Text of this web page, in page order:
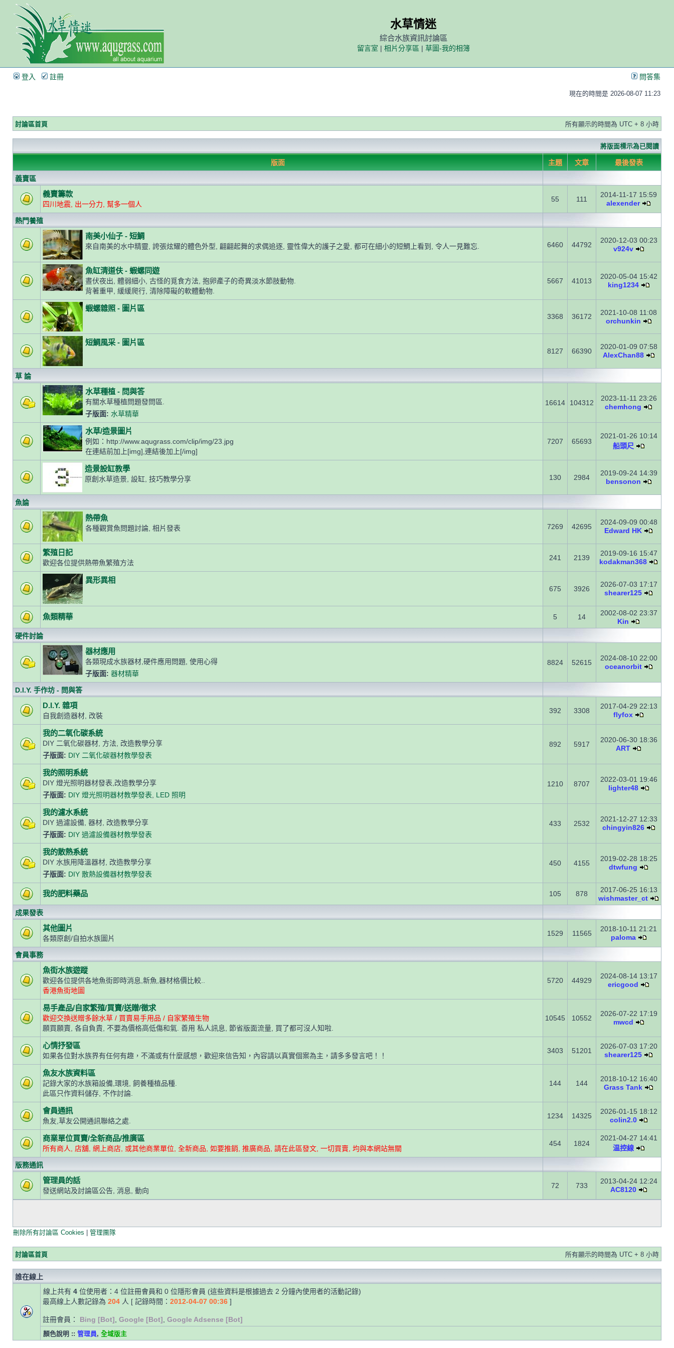
水草情迷
綜合水族資訊討論區
留言室 | 相片分享區 | 草圖-我的相簿
登入 註冊 問答集
現在的時間是 2026-08-07 11:23
討論區首頁 所有顯示的時間為 UTC + 8 小時
將版面標示為已閱讀
版面 主題 文章
最後發表
義賣區
義賣籌款
四川地震, 出一分力, 幫多一個人
55 111
2014-11-17 15:59
alexender
熱門養殖
南美小仙子 - 短鯛
來自南美的水中精靈, 誇張炫耀的體色外型, 翩翩起舞的求偶追逐, 靈性偉大的護子之愛, 都可在細小的短鯛上看到, 令人一見難忘. 6460 44792
2020-12-03 00:23
v924v
魚缸清道伕 - 蝦螺同遊
晝伏夜出, 體弱細小, 古怪的覓食方法, 抱卵產子的奇異淡水節肢動物.
背著重甲, 緩緩爬行, 清除障礙的軟體動物.
5667 41013
2020-05-04 15:42
king1234
蝦螺雜照 - 圖片區
3368 36172
2021-10-08 11:08
orchunkin
短鯛風采 - 圖片區
8127 66390
2020-01-09 07:58
AlexChan88
草 論
水草種植 - 問與答
有關水草種植問題發問區.
子版面: 水草精華
16614 104312
2023-11-11 23:26
chemhong
水草/造景圖片
例如：http://www.aqugrass.com/clip/img/23.jpg
在連結前加上[img],連結後加上[/img]
7207 65693
2021-01-26 10:14
船頭尺
造景設缸教學
原創水草造景, 設缸, 技巧教學分享 130 2984
2019-09-24 14:39
bensonon
魚論
熱帶魚
各種觀賞魚問題討論, 相片發表 7269 42695
2024-09-09 00:48
Edward HK
繁殖日記
歡迎各位提供熱帶魚繁殖方法
241 2139
2019-09-16 15:47
kodakman368
異形異相
675 3926
2026-07-03 17:17
shearer125
魚類精華 5 14
2002-08-02 23:37
Kin
硬件討論
器材應用
各類現成水族器材,硬件應用問題, 使用心得
子版面: 器材精華
8824 52615
2024-08-10 22:00
oceanorbit
D.I.Y. 手作坊 - 問與答
D.I.Y. 雜項
自我創造器材, 改裝
392 3308
2017-04-29 22:13
flyfox
我的二氧化碳系統
DIY 二氧化碳器材, 方法, 改造教學分享
子版面: DIY 二氧化碳器材教學發表
892 5917
2020-06-30 18:36
ART
我的照明系統
DIY 燈光照明器材發表,改造教學分享
子版面: DIY 燈光照明器材教學發表 LED 照明
1210 8707
2022-03-01 19:46
lighter48
我的濾水系統
DIY 過濾設備, 器材, 改造教學分享
子版面: DIY 過濾設備器材教學發表
433 2532
2021-12-27 12:33
chingyin826
我的散熱系統
DIY 水族用降溫器材, 改造教學分享
子版面: DIY 散熱設備器材教學發表
450 4155
2019-02-28 18:25
dtwfung
我的肥料藥品 105 878
2017-06-25 16:13
wishmaster_ct
成果發表
其他圖片
各類原創/自拍水族圖片
1529 11565
2018-10-11 21:21
paloma
會員事務
魚街水族遊蹤
歡迎各位提供各地魚街即時消息,新魚,器材格價比較..
香港魚街地圖
5720 44929
2024-08-14 13:17
ericgood
易手產品/自家繁殖/買賣/送贈/徵求
歡迎交換送贈多餘水草 / 買賣易手用品 / 自家繁殖生物
願買願賣, 各自負責, 不要為價格高低傷和氣. 善用 私人訊息, 節省版面流量, 買了都可沒人知啦.
10545 10552
2026-07-22 17:19
mwcd
心情抒發區
如果各位對水族界有任何有趣，不滿或有什麼感想，歡迎來信告知，內容請以真實個案為主，請多多發言吧！！
3403 51201
2026-07-03 17:20
shearer125
魚友水族資料區
記錄大家的水族箱設備,環境, 飼養種植品種.
此區只作資料儲存, 不作討論.
144 144
2018-10-12 16:40
Grass Tank
會員通訊
魚友,草友公開通訊聯絡之處.
1234 14325
2026-01-15 18:12
colin2.0
商業單位買賣/全新商品/推廣區
所有商人, 店舖, 網上商店, 或其他商業單位, 全新商品, 如要推銷, 推廣商品, 請在此區發文, 一切買賣, 均與本網站無關
454 1824
2021-04-27 14:41
温控線
版務通訊
管理員的話
發送網站及討論區公告, 消息, 動向
72 733
2013-04-24 12:24
AC8120
刪除所有討論區 Cookies 管理團隊
討論區首頁 所有顯示的時間為 UTC + 8 小時
誰在線上
線上共有 4 位使用者：4 位註冊會員和 0 位隱形會員 (這些資料是根據過去 2 分鐘內使用者的活動記錄)
最高線上人數記錄為 204 人 [ 記錄時間： 2012-04-07 00:36 ]
註冊會員： Bing [Bot] Google [Bot] Google Adsense [Bot]
顏色說明 :: 管理員, 全域版主